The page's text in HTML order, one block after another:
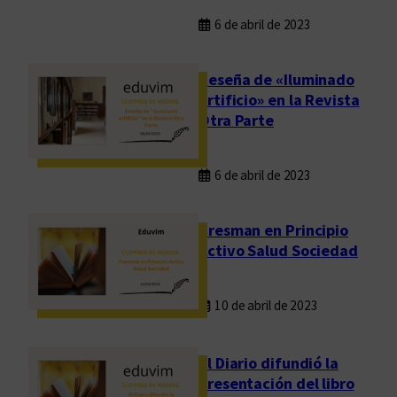
6 de abril de 2023
Reseña de «Iluminado
artificio» en la Revista
Otra Parte
6 de abril de 2023
Presman en Principio
Activo Salud Sociedad
10 de abril de 2023
El Diario difundió la
presentación del libro